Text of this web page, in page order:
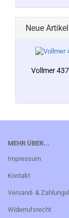
Neue Artikel
Vollmer
MEHR ÜBER...
Impressum
Kontakt
Versand- &
Widerrufsrecht